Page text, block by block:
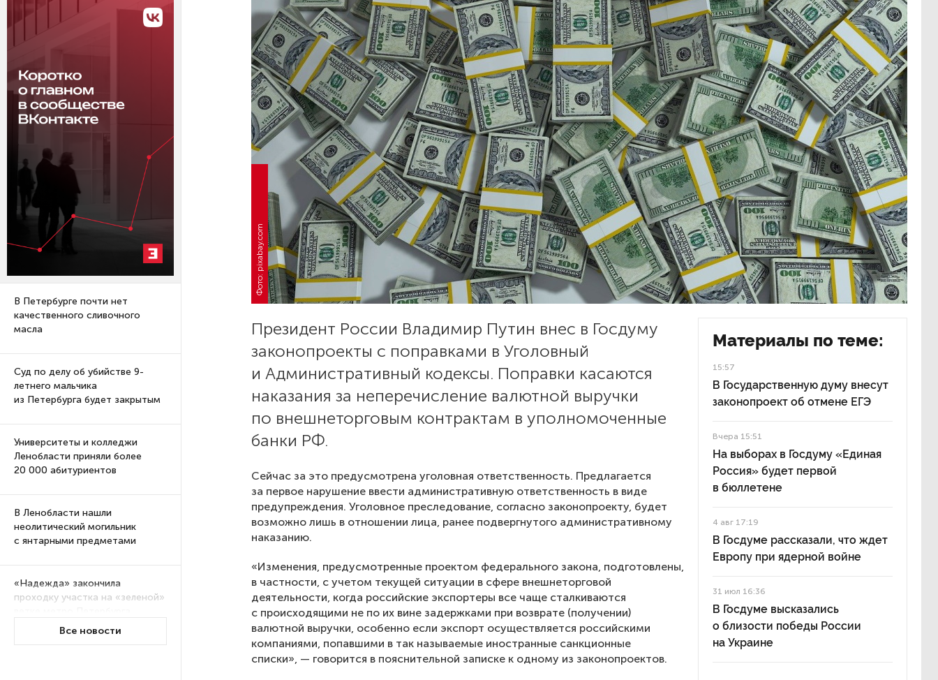
В Петербурге почти нет
качественного сливочного
масла
Суд по делу об убийстве 9-
летнего мальчика
из Петербурга будет закрытым
Университеты и колледжи
Ленобласти приняли более
20 000 абитуриентов
В Ленобласти нашли
неолитический могильник
с янтарными предметами
«Надежда» закончила
проходку участка на «зеленой»
Все новости
Фото: pixabay.com
Президент России Владимир Путин внес в Госдуму
законопроекты с поправками в Уголовный
и Административный кодексы. Поправки касаются
наказания за неперечисление валютной выручки
по внешнеторговым контрактам в уполномоченные
банки РФ.
Сейчас за это предусмотрена уголовная ответственность. Предлагается
за первое нарушение ввести административную ответственность в виде
предупреждения. Уголовное преследование, согласно законопроекту, будет
возможно лишь в отношении лица, ранее подвергнутого административному
наказанию.
«Изменения, предусмотренные проектом федерального закона, подготовлены,
в частности, с учетом текущей ситуации в сфере внешнеторговой
деятельности, когда российские экспортеры все чаще сталкиваются
с происходящими не по их вине задержками при возврате (получении)
валютной выручки, особенно если экспорт осуществляется российскими
компаниями, попавшими в так называемые иностранные санкционные
списки», — говорится в пояснительной записке к одному из законопроектов.
Материалы по теме:
15:57
В Государственную думу внесут
законопроект об отмене ЕГЭ
Вчера 15:51
На выборах в Госдуму «Единая
Россия» будет первой
в бюллетене
4 авг 17:19
В Госдуме рассказали, что ждет
Европу при ядерной войне
31 июл 16:36
В Госдуме высказались
о близости победы России
на Украине